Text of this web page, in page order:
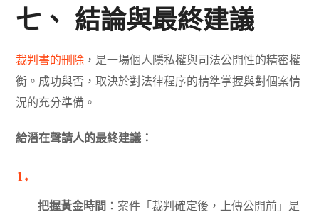
七、 結論與最終建議
裁判書的刪除 ，是一場個人隱私權與司法公開性的精密權
衡。成功與否，取決於對法律程序的精準掌握與對個案情
況的充分準備。
給潛在聲請人的最終建議：
把握黃金時間 ：案件「裁判確定後，上傳公開前」是